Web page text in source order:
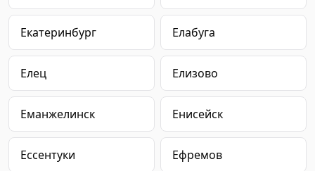
Екатеринбург Елабуга
Елец Елизово
Еманжелинск Енисейск
Ессентуки Ефремов